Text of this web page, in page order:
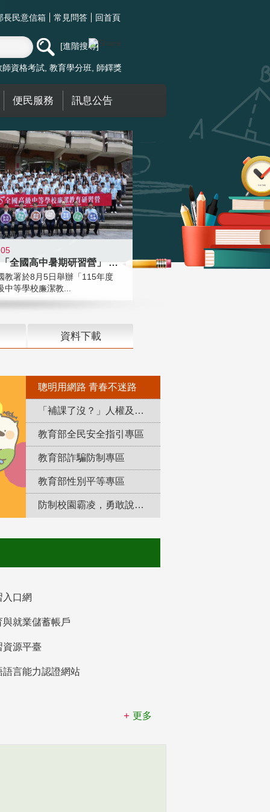
長民意信箱 常見問答 回首頁
進階搜尋
師資格考試 教育學分班 師鐸獎
便民服務 訊息公告
國教署「全國高中暑期研習營」 以多
教署於8月5日舉辦「115年度
中等學校廉潔教...
資料下載
聰明用網路 青春不迷路
「補課了沒？」人權及轉型正義教育專區
教育部全民安全指引專區
教育部詐騙防制專區
教育部性別平等專區
防制校園霸凌，勇敢說出來！
入口網
與就業儲蓄帳戶
資源平臺
語言能力認證網站
更多